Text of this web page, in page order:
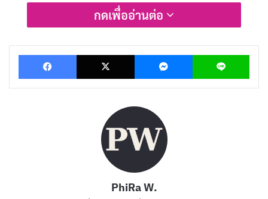
ประสบความสำเร็จในร้านอาหารระดับมิชลินที่ชิคาโก ต้อง
กลับมาบ้านเกิดที่ชิคากอเพื่อช่วยดูแลร้านแซนด์วิชของ
ครอบครัวหลังจากพี่ชายของเขาฆ่าตัวตาย
ร้านแซนด์วิชของครอบครัว Carmen เป็นร้านเล็กๆ ที่มี
Carmen ต้องใช้ความรู้และประสบการณ์ของเขาในการทำ
อาหาร เพื่อพลิกฟื้นร้านแซนด์วิชของครอบครัวให้กลับมาดี
กดเพื่ออ่านต่อ
Facebook X Messenger Line
PhiRa W.